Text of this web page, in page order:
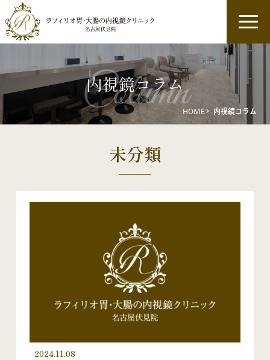
内視鏡コラム
columnHOME 内視鏡コラム
未分類
2024.11.08